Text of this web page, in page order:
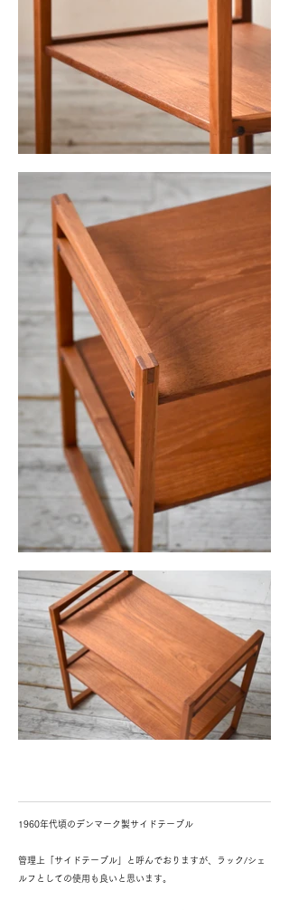
1960年代頃のデンマーク製サイドテーブル
管理上「サイドテーブル」と呼んでおりますが、ラック/シェ
ルフとしての使用も良いと思います。